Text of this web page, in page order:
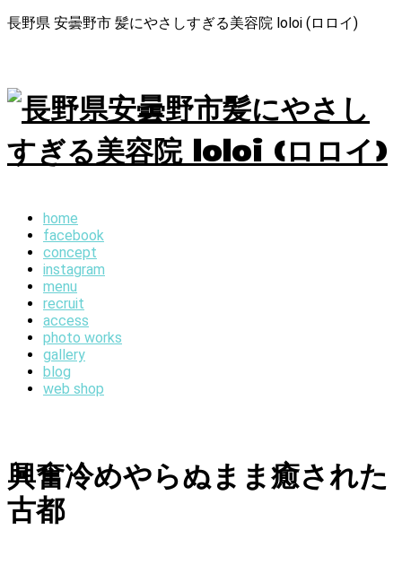
長野県 安曇野市 髪にやさしすぎる美容院 loloi (ロロイ)
home
facebook
concept
instagram
menu
recruit
access
photo works
gallery
blog
web shop
興奮冷めやらぬまま癒された
古都